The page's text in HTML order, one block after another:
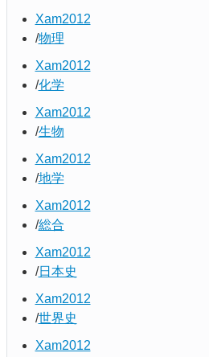
Xam2012
物理
Xam2012
化学
Xam2012
生物
Xam2012
地学
Xam2012
総合
Xam2012
日本史
Xam2012
世界史
Xam2012